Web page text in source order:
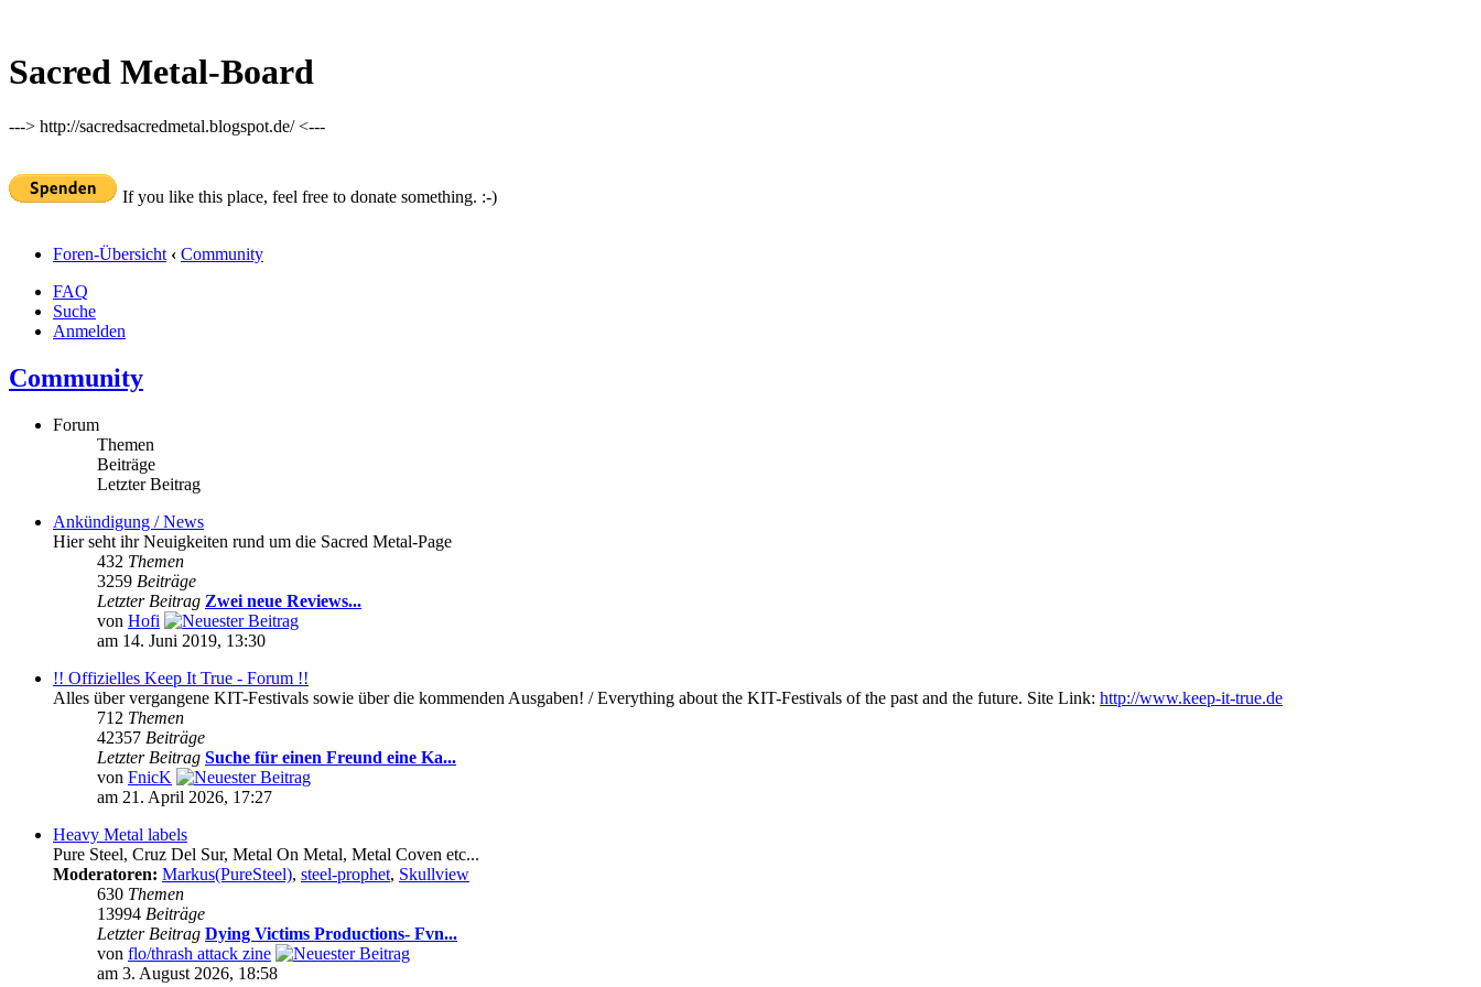
Sacred Metal-Board
---> http://sacredsacredmetal.blogspot.de/ <---
If you like this place, feel free to donate something. :-)
Foren-Übersicht ‹ Community
FAQ
Suche
Anmelden
Community
Forum
Themen
Beiträge
Letzter Beitrag
Ankündigung / News
Hier seht ihr Neuigkeiten rund um die Sacred Metal-Page
432 Themen
3259 Beiträge
Letzter Beitrag Zwei neue Reviews...
von Hofi
am 14. Juni 2019, 13:30
!! Offizielles Keep It True - Forum !!
Alles über vergangene KIT-Festivals sowie über die kommenden Ausgaben! / Everything about the KIT-Festivals of the past and the future. Site Link: http://www.keep-it-true.de
712 Themen
42357 Beiträge
Letzter Beitrag Suche für einen Freund eine Ka...
von FnicK
am 21. April 2026, 17:27
Heavy Metal labels
Pure Steel, Cruz Del Sur, Metal On Metal, Metal Coven etc...
Moderatoren: Markus(PureSteel), steel-prophet, Skullview
630 Themen
13994 Beiträge
Letzter Beitrag Dying Victims Productions- Fvn...
von flo/thrash attack zine
am 3. August 2026, 18:58